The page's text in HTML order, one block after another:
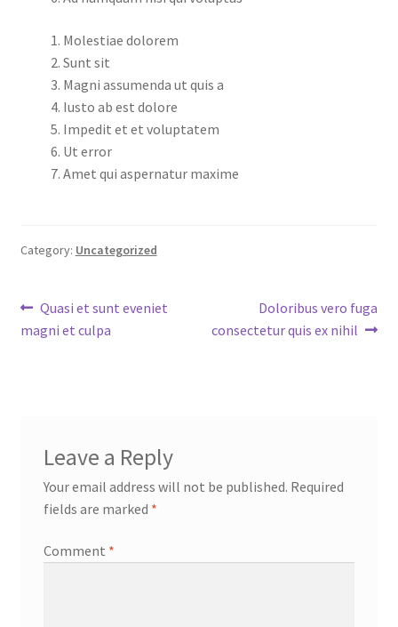
Molestiae dolorem
Sunt sit
Magni assumenda ut quis a
Iusto ab est dolore
Impedit et et voluptatem
Ut error
Amet qui aspernatur maxime
Category: Uncategorized
Post
navigation
Previous
post:
Quasi et sunt eveniet
magni et culpa
Next
post:
Doloribus vero fuga
consectetur quis ex nihil
Leave a Reply
Your email address will not be published. Required
fields are marked *
Comment *